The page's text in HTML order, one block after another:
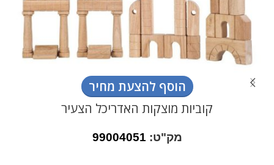
הוסף להצעת מחיר
קוביות מוצקות האדריכל הצעיר
מק"ט: 99004051